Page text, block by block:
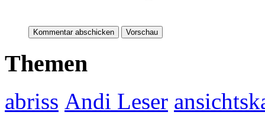
Themen
abriss Andi Leser